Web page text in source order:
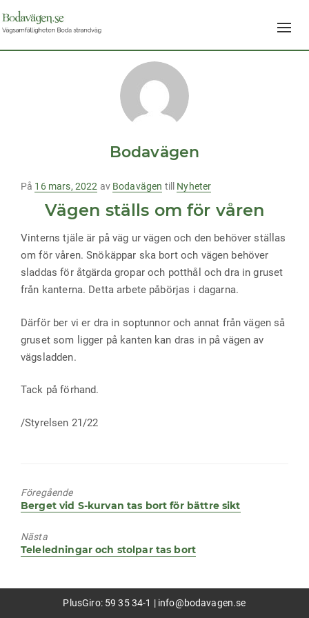
av/på
Bodavägen
På Publicerad
16 mars, 2022 av Bodavägen till Nyheter
Vägen ställs om för våren
Vinterns tjäle är på väg ur vägen och den behöver ställas
om för våren. Snökäppar ska bort och vägen behöver
sladdas för åtgärda gropar och potthål och dra in gruset
från kanterna. Detta arbete påbörjas i dagarna.
Därför ber vi er dra in soptunnor och annat från vägen så
gruset som ligger på kanten kan dras in på vägen av
vägsladden.
Tack på förhand.
/Styrelsen 21/22
Föregående
Föregående
Berget vid S-kurvan tas bort för bättre sikt
Nästa
Nästa
Teleledningar och stolpar tas bort
PlusGiro: 59 35 34-1 | info@bodavagen.se